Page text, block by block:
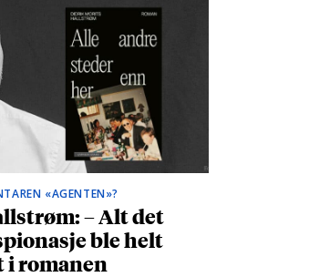
«AGENTEN»?
– Alt det
ble helt
i romanen